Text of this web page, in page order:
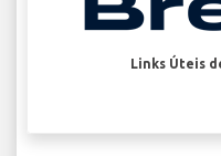
Links Úteis